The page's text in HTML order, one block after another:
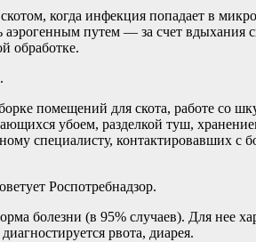
когда инфекция попадает в
аэрогенным путем — за счет
обработке.
помещений для скота, работе со
убоем, разделкой туш,
специалисту, контактировавших
Роспотребнадзор.
болезни (в 95% случаев). Для нее
рвота, диарея.